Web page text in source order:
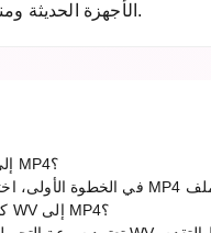
الأجهزة الحديثة ومنصات البث ومشغلات الوسائط.
كيف أحوّل WV إلى MP4؟
كم يستغرق تحويل WV إلى MP4؟